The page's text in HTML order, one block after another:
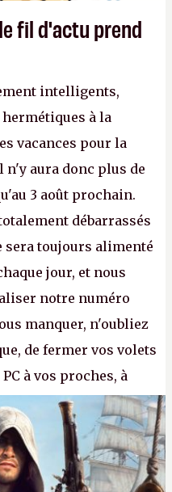
fil d'actu prend
intelligents,
à la
vacances pour la
n'y aura donc plus de
3 août prochain.
débarrassés
sera toujours alimenté
jour, et nous
notre numéro
manquer, n'oubliez
de fermer vos volets
à vos proches, à
que vous croisez
–ER.